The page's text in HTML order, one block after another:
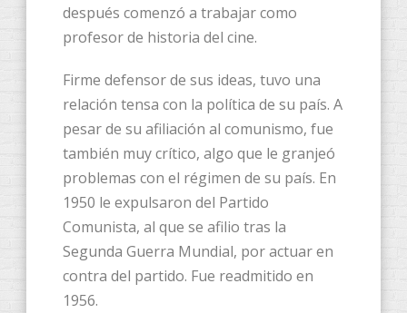
después comenzó a trabajar como
profesor de historia del cine.
Firme defensor de sus ideas, tuvo una
relación tensa con la política de su país. A
pesar de su afiliación al comunismo, fue
también muy crítico, algo que le granjeó
problemas con el régimen de su país. En
1950 le expulsaron del Partido
Comunista, al que se afilio tras la
Segunda Guerra Mundial, por actuar en
contra del partido. Fue readmitido en
1956.